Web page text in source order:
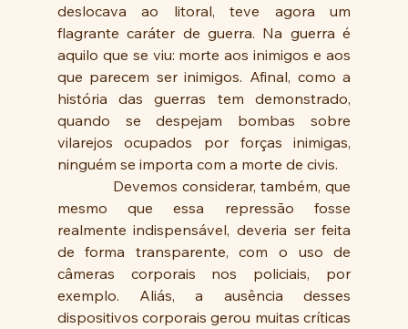
deslocava ao litoral, teve agora um
flagrante caráter de guerra. Na guerra é
aquilo que se viu: morte aos inimigos e aos
que parecem ser inimigos. Afinal, como a
história das guerras tem demonstrado,
quando se despejam bombas sobre
vilarejos ocupados por forças inimigas,
ninguém se importa com a morte de civis.
Devemos considerar, também, que
mesmo que essa repressão fosse
realmente indispensável, deveria ser feita
de forma transparente, com o uso de
câmeras corporais nos policiais, por
exemplo. Aliás, a ausência desses
dispositivos corporais gerou muitas críticas